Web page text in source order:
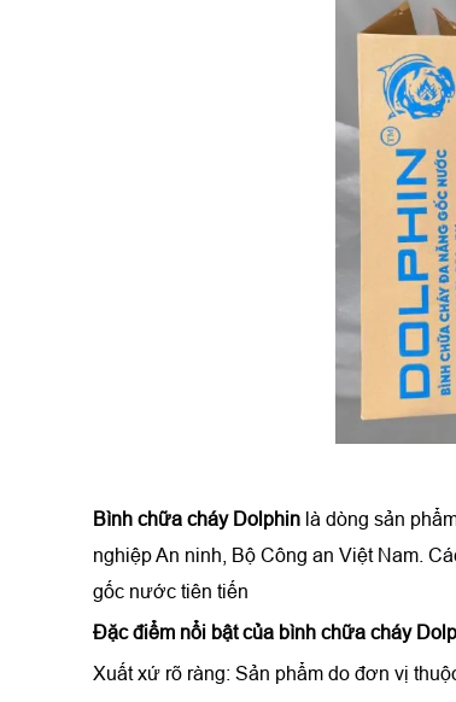
Bình chữa cháy Dolphin là dòng sản
nghiệp An ninh, Bộ Công an Việt Nam.
gốc nước tiên tiến
Đặc điểm nổi bật của bình chữa cháy
Xuất xứ rõ ràng: Sản phẩm do đơn vị